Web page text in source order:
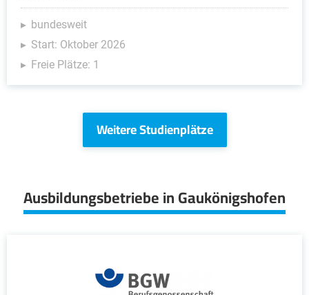
bundesweit
Start: Oktober 2026
Freie Plätze: 1
Weitere Studienplätze
Ausbildungsbetriebe in Gaukönigshofen